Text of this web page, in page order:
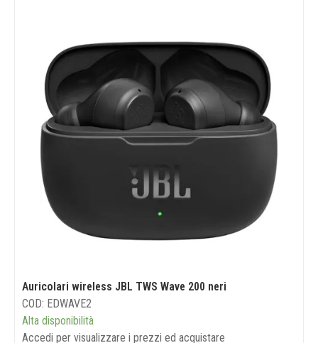
Auricolari wireless JBL TWS Wave 200 neri
COD: EDWAVE2
Alta disponibilità
Accedi per visualizzare i prezzi ed acquistare